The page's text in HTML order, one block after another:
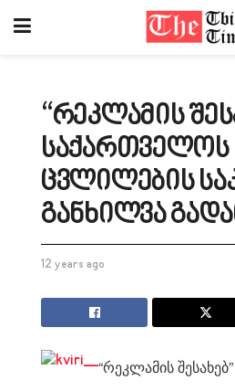
“რეკლამის
საქართველოს
ცვლილების
განხილვა
12 years ago
“რეკლამის